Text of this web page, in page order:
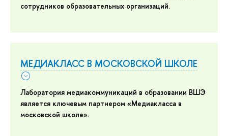
сотрудников образовательных организаций.
МЕДИАКЛАСС В МОСКОВСКОЙ ШКОЛЕ
Лаборатория медиакоммуникаций в образовании ВШЭ
является ключевым партнером «Медиакласса в
московской школе».